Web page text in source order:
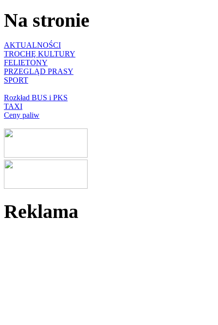
Na stronie
AKTUALNOŚCI
TROCHĘ KULTURY
FELIETONY
PRZEGLĄD PRASY
SPORT
Rozkład BUS i PKS
TAXI
Ceny paliw
Reklama